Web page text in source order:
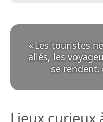
«Les touristes
allés, les
se rendent.